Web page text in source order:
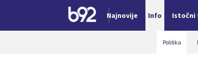
Najnovije Info Istočni
Politika